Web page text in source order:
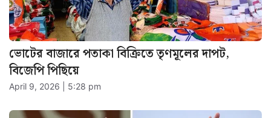
ভোটের বাজারে পতাকা বিক্রিতে তৃণমূলের দাপট,
বিজেপি পিছিয়ে
April 9, 2026 | 5:28 pm